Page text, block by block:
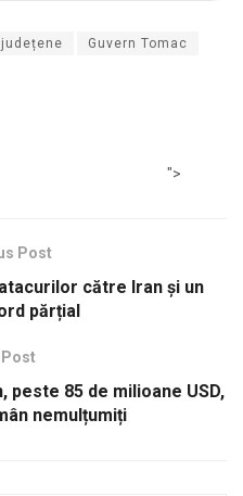
Guvern Tomac
">
Post
către Iran și un
părțial
Post
peste 85 de milioane USD,
nemulțumiți